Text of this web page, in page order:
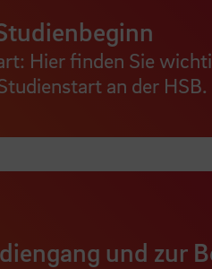
Hier finden Sie
an der HSB.
und zur